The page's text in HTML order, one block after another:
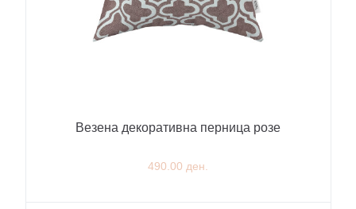
Везена декоративна перница розе
490.00 ден.